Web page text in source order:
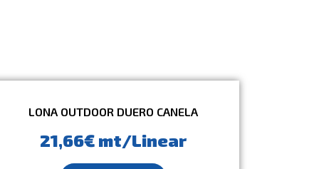
LONA OUTDOOR DUERO CANELA
21,66€ mt/Linear